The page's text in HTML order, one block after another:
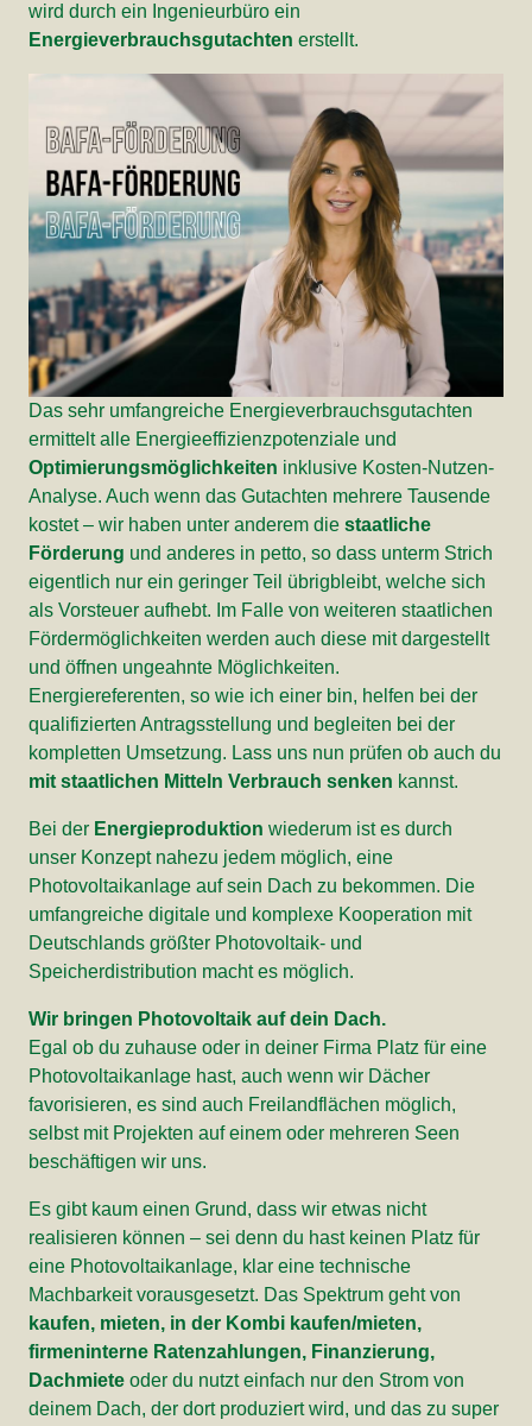
wird durch ein Ingenieurbüro ein
Energieverbrauchsgutachten erstellt.
Das sehr umfangreiche Energieverbrauchsgutachten
ermittelt alle Energieeffizienzpotenziale und
Optimierungsmöglichkeiten inklusive Kosten-Nutzen-
Analyse. Auch wenn das Gutachten mehrere Tausende
kostet – wir haben unter anderem die staatliche
Förderung und anderes in petto, so dass unterm Strich
eigentlich nur ein geringer Teil übrigbleibt, welche sich
als Vorsteuer aufhebt. Im Falle von weiteren staatlichen
Fördermöglichkeiten werden auch diese mit dargestellt
und öffnen ungeahnte Möglichkeiten.
Energiereferenten, so wie ich einer bin, helfen bei der
qualifizierten Antragsstellung und begleiten bei der
kompletten Umsetzung. Lass uns nun prüfen ob auch du
mit staatlichen Mitteln Verbrauch senken kannst.
Bei der Energieproduktion wiederum ist es durch
unser Konzept nahezu jedem möglich, eine
Photovoltaikanlage auf sein Dach zu bekommen. Die
umfangreiche digitale und komplexe Kooperation mit
Deutschlands größter Photovoltaik- und
Speicherdistribution macht es möglich.
Wir bringen Photovoltaik auf dein Dach.
Egal ob du zuhause oder in deiner Firma Platz für eine
Photovoltaikanlage hast, auch wenn wir Dächer
favorisieren, es sind auch Freilandflächen möglich,
selbst mit Projekten auf einem oder mehreren Seen
beschäftigen wir uns.
Es gibt kaum einen Grund, dass wir etwas nicht
realisieren können – sei denn du hast keinen Platz für
eine Photovoltaikanlage, klar eine technische
Machbarkeit vorausgesetzt. Das Spektrum geht von
kaufen, mieten, in der Kombi kaufen/mieten,
firmeninterne Ratenzahlungen, Finanzierung,
Dachmiete oder du nutzt einfach nur den Strom von
deinem Dach, der dort produziert wird, und das zu super